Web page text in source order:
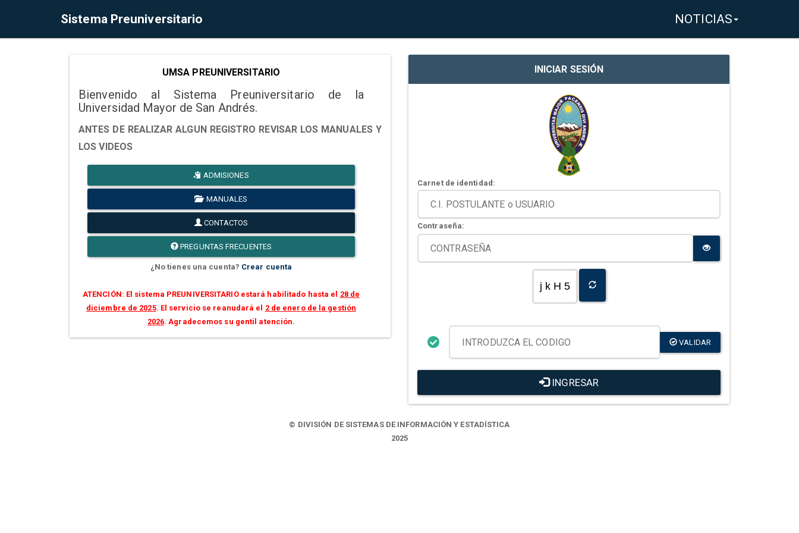
Sistema Preuniversitario NOTICIAS
UMSA PREUNIVERSITARIO
Bienvenido al Sistema Preuniversitario de la
Universidad Mayor de San Andrés.
ANTES DE REALIZAR ALGUN REGISTRO REVISAR LOS MANUALES Y
LOS VIDEOS
ADMISIONES
MANUALES
CONTACTOS
PREGUNTAS FRECUENTES
¿No tienes una cuenta? Crear cuenta
ATENCIÓN: El sistema PREUNIVERSITARIO estará habilitado hasta el 28 de
diciembre de 2025. El servicio se reanudará el 2 de enero de la gestión
2026. Agradecemos su gentil atención.
INICIAR SESIÓN
Carnet de identidad:
Contraseña:
j k H 5
VALIDAR
INGRESAR
© DIVISIÓN DE SISTEMAS DE INFORMACIÓN Y ESTADÍSTICA
2025